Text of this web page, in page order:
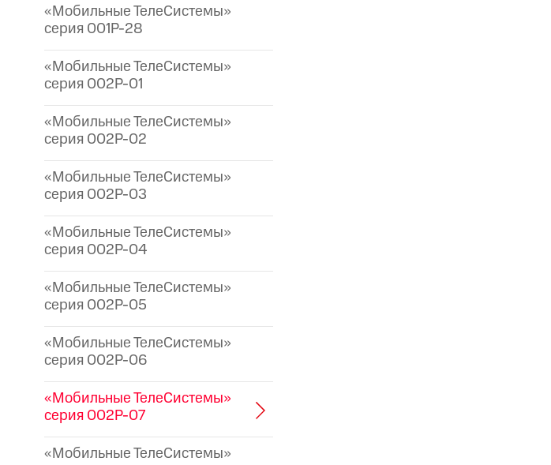
«Мобильные ТелеСистемы»
серия 001P-28
«Мобильные ТелеСистемы»
серия 002P-01
«Мобильные ТелеСистемы»
серия 002P-02
«Мобильные ТелеСистемы»
серия 002P-03
«Мобильные ТелеСистемы»
серия 002P-04
«Мобильные ТелеСистемы»
серия 002P-05
«Мобильные ТелеСистемы»
серия 002P-06
«Мобильные ТелеСистемы»
серия 002P-07
«Мобильные ТелеСистемы»